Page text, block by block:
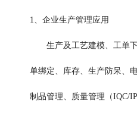
1、企业生产管理应用
生产及工艺建模、工单
单绑定、库存、生产防呆、
制品管理、质量管理（IQC/